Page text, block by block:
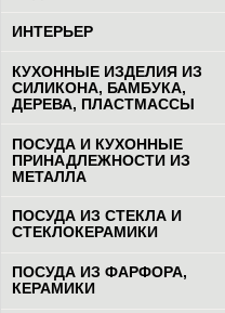
ИНТЕРЬЕР
КУХОННЫЕ ИЗДЕЛИЯ ИЗ
СИЛИКОНА, БАМБУКА,
ДЕРЕВА, ПЛАСТМАССЫ
ПОСУДА И КУХОННЫЕ
ПРИНАДЛЕЖНОСТИ ИЗ
МЕТАЛЛА
ПОСУДА ИЗ СТЕКЛА И
СТЕКЛОКЕРАМИКИ
ПОСУДА ИЗ ФАРФОРА,
КЕРАМИКИ